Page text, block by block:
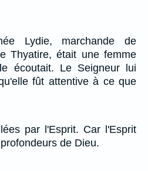
Lydie, marchande de
Thyatire, était une femme
écoutait. Le Seigneur lui
fût attentive à ce que
par l'Esprit. Car l'Esprit
de Dieu.